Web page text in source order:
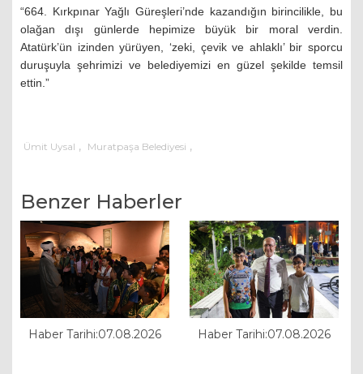
“664. Kırkpınar Yağlı Güreşleri’nde kazandığın birincilikle, bu
olağan dışı günlerde hepimize büyük bir moral verdin.
Atatürk’ün izinden yürüyen, ‘zeki, çevik ve ahlaklı’ bir sporcu
duruşuyla şehrimizi ve belediyemizi en güzel şekilde temsil
ettin.”
Ümit Uysal , Muratpaşa Belediyesi ,
Benzer Haberler
Haber Tarihi:07.08.2026 Haber Tarihi:07.08.2026